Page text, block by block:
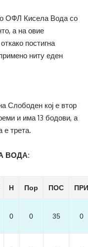
ОФЛ Кисела Вода со
а на овие
постигна
ниту еден
Слободен кој е втор
и има 13 бодови, а
е трета.
ВОДА:
Н Пор ПОС ПРИ
0 0 35 0